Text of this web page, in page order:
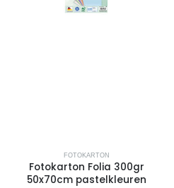
FOTOKARTON
Fotokarton Folia 300gr
50x70cm pastelkleuren